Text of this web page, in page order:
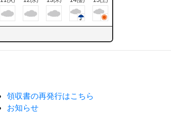
領収書の再発行はこちら
お知らせ